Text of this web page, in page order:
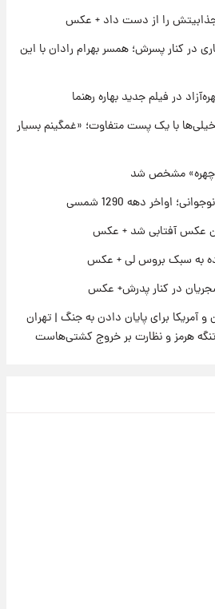
از گنجینه خودروهای لوکسش رونمایی
مطهری: اجرای کامل تفاهم‌نامه اسلام‌آباد،
جذابیتش را از دست داد + عکس
در کنار پسرش؛ همسر بهرام رادان با این
در فیلم جدید بهاره رهنما
با یک پست متفاوت؛ «غمگینم بسیار
چهره» مشخص شد
اواخر دهه 1290 شمسی
این عکس آفتابی شد + عکس
به سبک بروس لی + عکس
در کنار پدرش+ عکس
و آمریکا برای پایان دادن به جنگ | تهران
هرمز و نظارت بر خروج کشتی‌هاست